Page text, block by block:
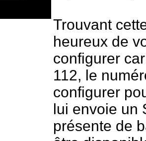
Trouvant
heureux de
configurer
112, le
configurer
lui envoie un
présente de